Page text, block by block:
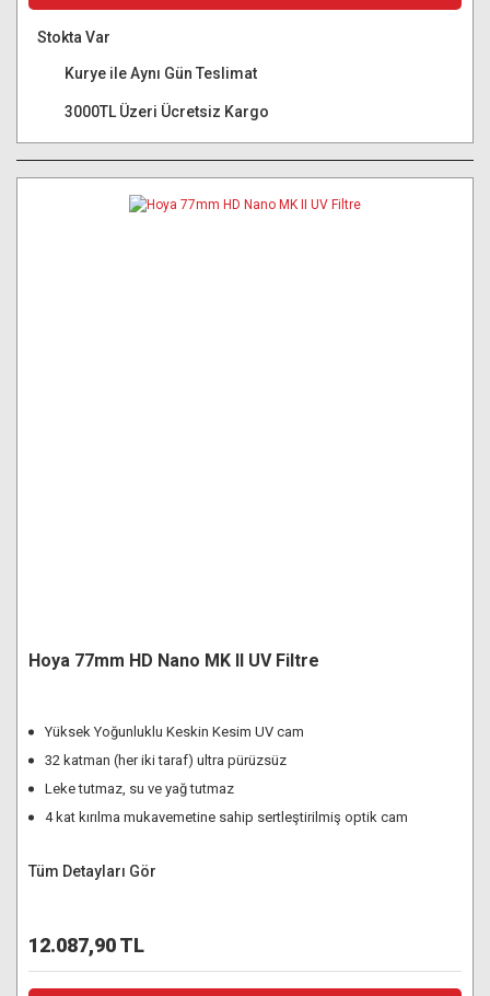
Stokta Var
Kurye ile Aynı Gün Teslimat
3000TL Üzeri Ücretsiz Kargo
Hoya 77mm HD Nano MK II UV Filtre
Yüksek Yoğunluklu Keskin Kesim UV cam
32 katman (her iki taraf) ultra pürüzsüz
Leke tutmaz, su ve yağ tutmaz
4 kat kırılma mukavemetine sahip sertleştirilmiş optik cam
Tüm Detayları Gör
12.087,90 TL